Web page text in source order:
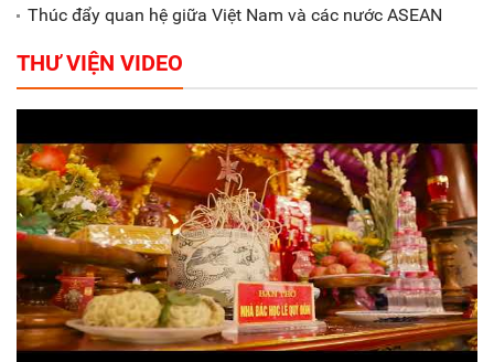
Thúc đẩy quan hệ giữa Việt Nam và các nước ASEAN
THƯ VIỆN VIDEO